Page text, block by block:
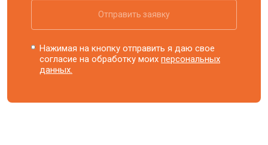
Отправить заявку
Нажимая на кнопку отправить я даю свое
согласие на обработку моихперсональных
данных.